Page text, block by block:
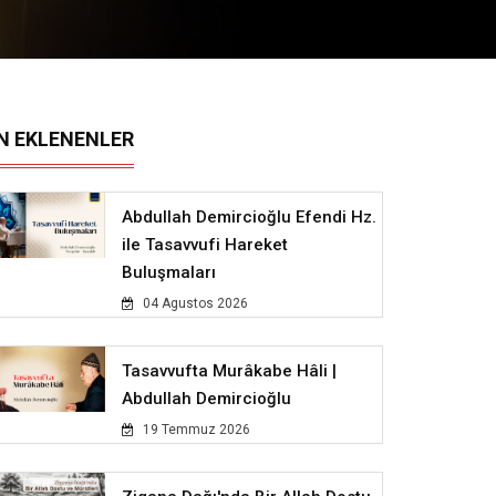
EKLENENLER
Abdullah Demircioğlu Efendi Hz.
ile Tasavvufi Hareket
Buluşmaları
04 Agustos 2026
Tasavvufta Murâkabe Hâli |
Abdullah Demircioğlu
19 Temmuz 2026